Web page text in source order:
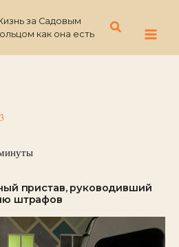
за Садовым
как она есть
Поиск
пристав, руководивший
штрафов